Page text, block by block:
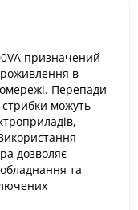
призначений
в
Перепади
стрибки можуть
дозволяє
та